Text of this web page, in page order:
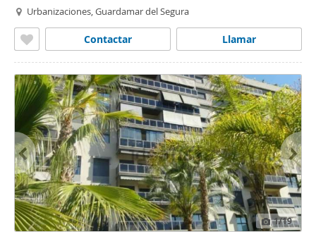
Urbanizaciones, Guardamar del Segura
Llamar
Contactar
1/19